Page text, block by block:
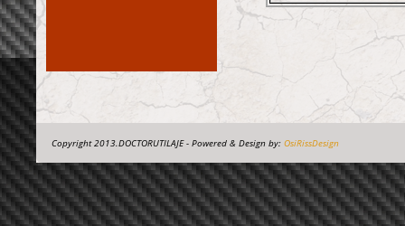
Copyright 2013.DOCTORUTILAJE - Powered & Design by: OsiRissDesign